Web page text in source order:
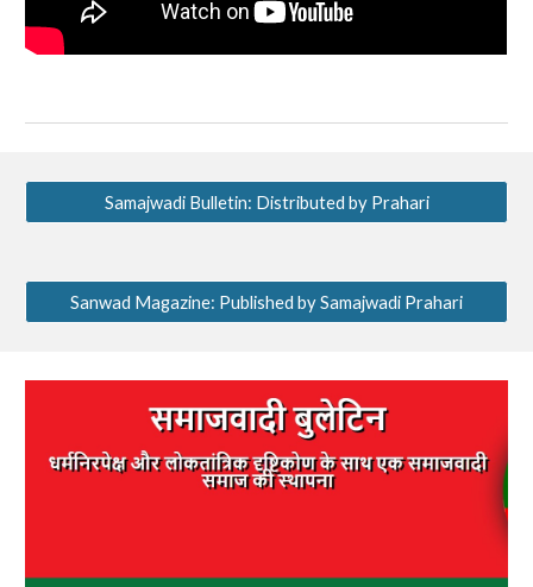
Samajwadi Bulletin: Distributed by Prahari
Sanwad Magazine: Published by Samajwadi Prahari